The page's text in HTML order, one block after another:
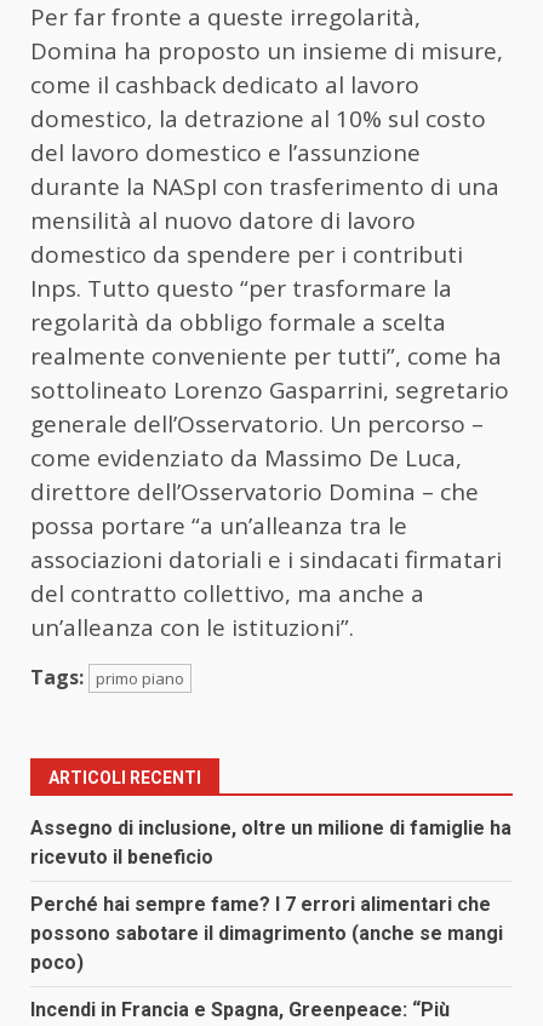
Per far fronte a queste irregolarità,
Domina ha proposto un insieme di misure,
come il cashback dedicato al lavoro
domestico, la detrazione al 10% sul costo
del lavoro domestico e l’assunzione
durante la NASpI con trasferimento di una
mensilità al nuovo datore di lavoro
domestico da spendere per i contributi
Inps. Tutto questo “per trasformare la
regolarità da obbligo formale a scelta
realmente conveniente per tutti”, come ha
sottolineato Lorenzo Gasparrini, segretario
generale dell’Osservatorio. Un percorso –
come evidenziato da Massimo De Luca,
direttore dell’Osservatorio Domina – che
possa portare “a un’alleanza tra le
associazioni datoriali e i sindacati firmatari
del contratto collettivo, ma anche a
un’alleanza con le istituzioni”.
Tags: primo piano
ARTICOLI RECENTI
Assegno di inclusione, oltre un milione di famiglie ha
ricevuto il beneficio
Perché hai sempre fame? I 7 errori alimentari che
possono sabotare il dimagrimento (anche se mangi
poco)
Incendi in Francia e Spagna, Greenpeace: “Più